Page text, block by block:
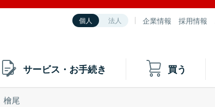
個人 法人 企業情報 採用情報
サービス・お手続き 買う
檜尾